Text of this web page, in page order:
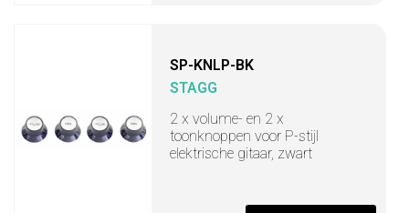
SP-KNLP-BK
STAGG
2 x volume- en 2 x
toonknoppen voor P-stijl
elektrische gitaar, zwart